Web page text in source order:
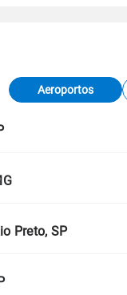
Climáticos (CPTEC).
Aeroportos
Preto, SP